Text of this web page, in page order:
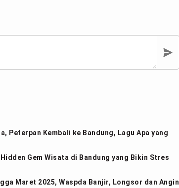
Peterpan Kembali ke Bandung, Lagu Apa yang
Gem Wisata di Bandung yang Bikin Stres
Maret 2025, Waspda Banjir, Longsor dan Angin